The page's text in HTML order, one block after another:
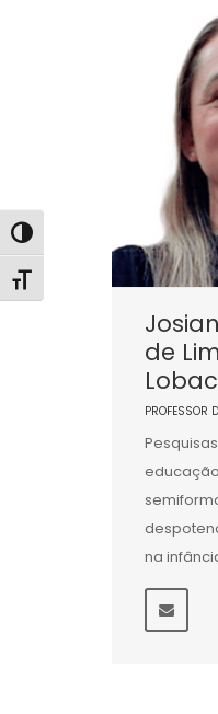
Alternar alto contraste
Alternar tamanho da
de
PROFESSOR
na